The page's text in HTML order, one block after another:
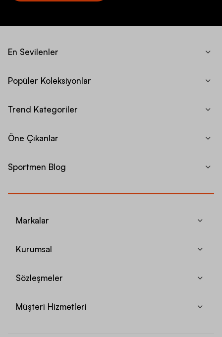
En Sevilenler
Popüler Koleksiyonlar
Trend Kategoriler
Öne Çıkanlar
Sportmen Blog
Markalar
Kurumsal
Sözleşmeler
Müşteri Hizmetleri